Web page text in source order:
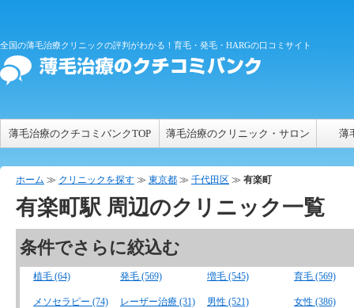
全国の薄毛治療クリニックの評判がわかる！育毛・発毛・HARGの口コミサイト
薄毛治療のクチコミバンクTOP 薄毛治療のクリニック・サロン 薄
ホーム ≫ クリニックを探す ≫ 東京都 ≫ 千代田区 ≫ 有楽町
有楽町駅 周辺のクリニック一覧
条件でさらに絞込む
植毛 (64) 発毛 (569) 増毛 (545) 育毛 (569)
メソセラピー (74) レーザー治療 (31) 男性 (521)
女性 (386)